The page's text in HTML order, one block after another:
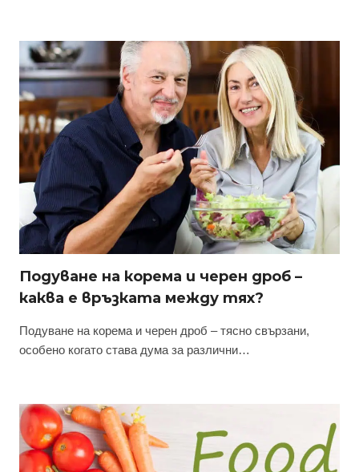
Подуване на корема и черен дроб –
каква е връзката между тях?
Подуване на корема и черен дроб – тясно свързани,
особено когато става дума за различни…